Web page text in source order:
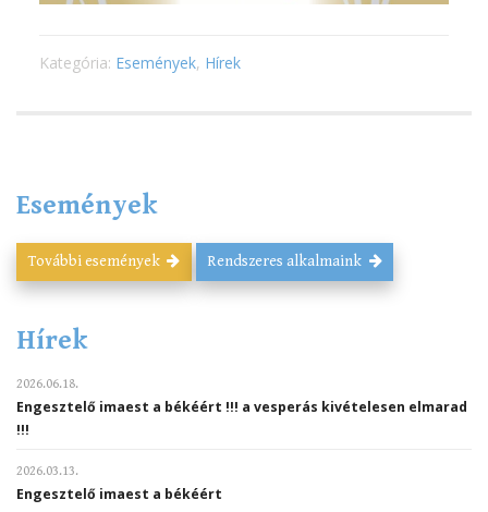
Kategória: Események, Hírek
Események
További események Rendszeres alkalmaink
Hírek
2026.06.18.
Engesztelő imaest a békéért !!! a vesperás kivételesen elmarad
!!!
2026.03.13.
Engesztelő imaest a békéért